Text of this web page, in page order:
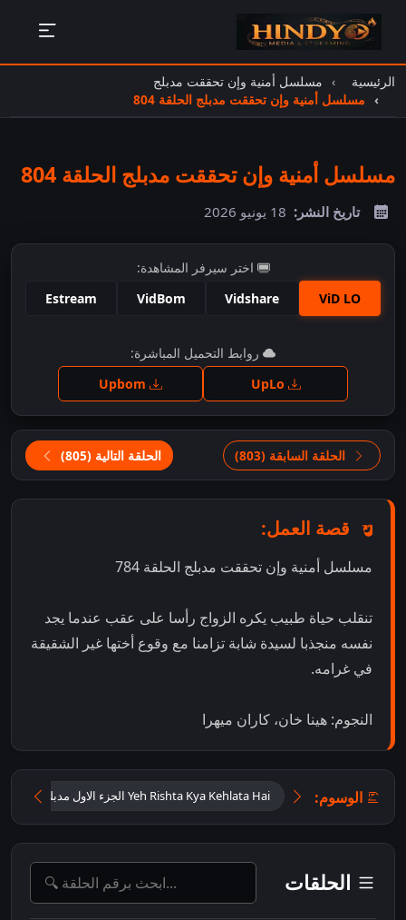
الرئيسية
مسلسل أمنية وإن تحققت مدبلج
مسلسل أمنية وإن تحققت مدبلج الحلقة 804
مسلسل أمنية وإن تحققت مدبلج الحلقة 804
تاريخ النشر: 18 يونيو 2026
اختر سيرفر المشاهدة:
ViD LO
Vidshare
VidBom
Estream
اضغط للمشاهدة
روابط التحميل المباشرة:
الحلقة السابقة (803) الحلقة التالية (805)
قصة العمل:
مسلسل أمنية وإن تحققت مدبلج الحلقة 784
تنقلب حياة طبيب يكره الزواج رأسا على عقب عندما يجد
نفسه منجذبا لسيدة شابة تزامنا مع وقوع أختها غير الشقيقة
في غرامه.
النجوم: هينا خان، كاران ميهرا
الوسوم: Yeh Rishta Kya Kehlata Hai الجزء الاول مدبلج اون لاين
الحلقات